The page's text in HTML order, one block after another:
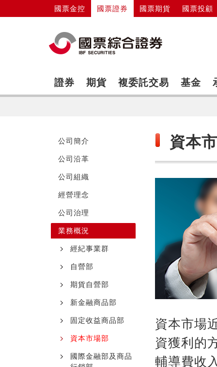
國票金控 國票證券 國票期貨 國票投顧
證券 期貨 複委託交易 基金
公司簡介
公司沿革
公司組織
經營理念
公司治理
業務概況
經紀事業群
自營部
期貨自營部
新金融商品部
固定收益商品部
資本市場部
國際金融部及商品
資本
資本市場
資獲利的
輔導費收